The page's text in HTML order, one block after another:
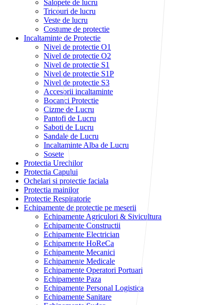
Salopete de lucru
Tricouri de lucru
Veste de lucru
Costume de protectie
Incaltaminte de Protectie
Nivel de protectie O1
Nivel de protectie O2
Nivel de protectie S1
Nivel de protectie S1P
Nivel de protectie S3
Accesorii incaltaminte
Bocanci Protectie
Cizme de Lucru
Pantofi de Lucru
Saboti de Lucru
Sandale de Lucru
Incaltaminte Alba de Lucru
Sosete
Protectia Urechilor
Protectia Capului
Ochelari si protectie faciala
Protectia mainilor
Protectie Respiratorie
Echipamente de protectie pe meserii
Echipamente Agriculori & Sivicultura
Echipamente Constructii
Echipamente Electrician
Echipamente HoReCa
Echipamente Mecanici
Echipamente Medicale
Echipamente Operatori Portuari
Echipamente Paza
Echipamente Personal Logistica
Echipamente Sanitare